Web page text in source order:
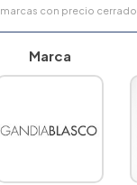
marcas con precio cerrado.
Marca